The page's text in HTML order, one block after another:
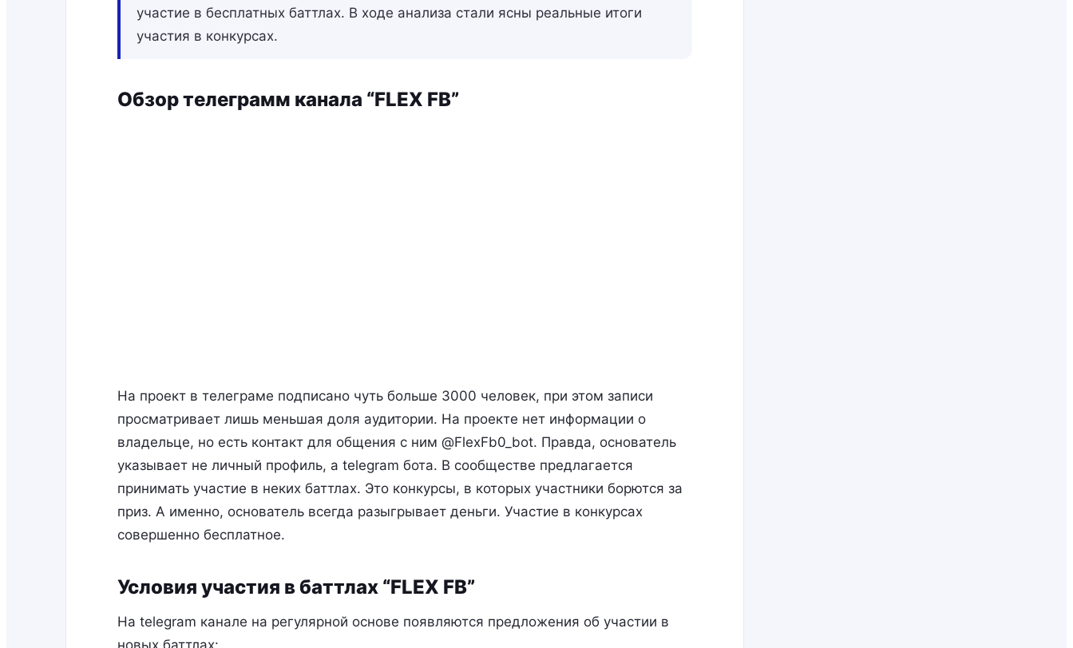
участие в бесплатных баттлах. В ходе анализа стали ясны реальные итоги
участия в конкурсах.
Обзор телеграмм канала “FLEX FB”
На проект в телеграме подписано чуть больше 3000 человек, при этом записи
просматривает лишь меньшая доля аудитории. На проекте нет информации о
владельце, но есть контакт для общения с ним @FlexFb0_bot. Правда, основатель
указывает не личный профиль, а telegram бота. В сообществе предлагается
принимать участие в неких баттлах. Это конкурсы, в которых участники борются за
приз. А именно, основатель всегда разыгрывает деньги. Участие в конкурсах
совершенно бесплатное.
Условия участия в баттлах “FLEX FB”
На telegram канале на регулярной основе появляются предложения об участии в
новых баттлах: